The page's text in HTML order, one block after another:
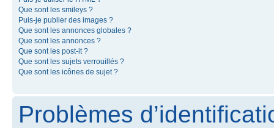
Que sont les smileys ?
Puis-je publier des images ?
Que sont les annonces globales ?
Que sont les annonces ?
Que sont les post-it ?
Que sont les sujets verrouillés ?
Que sont les icônes de sujet ?
Problèmes